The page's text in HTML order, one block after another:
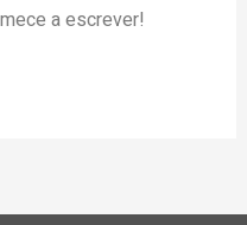
a escrever!